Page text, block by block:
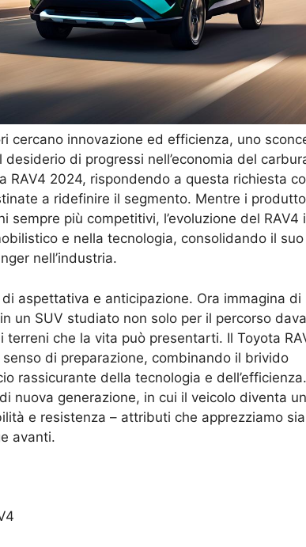
cercano innovazione ed efficienza, uno
di progressi nell’economia del
RAV4 2024, rispondendo a questa richiesta
a ridefinire il segmento. Mentre i
sempre più competitivi, l’evoluzione del RAV4
e nella tecnologia, consolidando il
nell’industria.
aspettativa e anticipazione. Ora immagina di
un SUV studiato non solo per il percorso
terreni che la vita può presentarti. Il Toyota
di preparazione, combinando il brivido
rassicurante della tecnologia e dell’efficienza.
nuova generazione, in cui il veicolo diventa
e resistenza – attributi che apprezziamo
avanti.